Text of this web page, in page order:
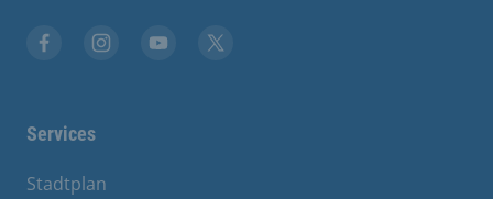
Services
Stadtplan